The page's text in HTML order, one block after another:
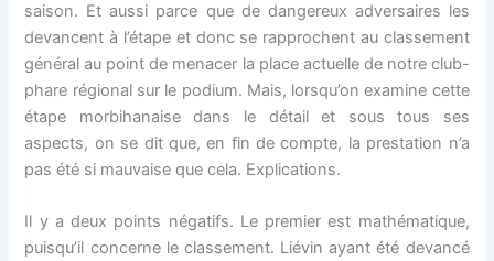
saison. Et aussi parce que de dangereux adversaires les
devancent à l’étape et donc se rapprochent au classement
général au point de menacer la place actuelle de notre club-
phare régional sur le podium. Mais, lorsqu’on examine cette
étape morbihanaise dans le détail et sous tous ses
aspects, on se dit que, en fin de compte, la prestation n’a
pas été si mauvaise que cela. Explications.
Il y a deux points négatifs. Le premier est mathématique,
puisqu’il concerne le classement. Liévin ayant été devancé